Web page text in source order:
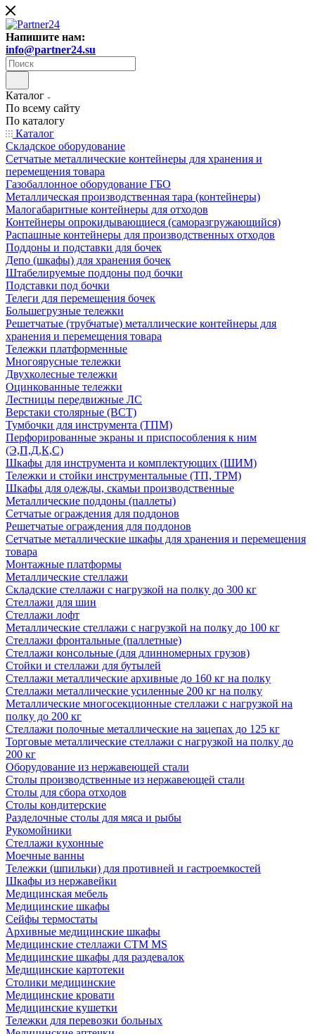
Напишите нам:
info@partner24.su
Каталог
По всему сайту
По каталогу
Каталог
Складское оборудование
Сетчатые металлические контейнеры для хранения и
перемещения товара
Газобаллонное оборудование ГБО
Металлическая производственная тара (контейнеры)
Малогабаритные контейнеры для отходов
Контейнеры опрокидывающиеся (саморазгружающийся)
Распашные контейнеры для производственных отходов
Поддоны и подставки для бочек
Депо (шкафы) для хранения бочек
Штабелируемые поддоны под бочки
Подставки под бочки
Телеги для перемещения бочек
Большегрузные тележки
Решетчатые (трубчатые) металлические контейнеры для
хранения и перемещения товара
Тележки платформенные
Многоярусные тележки
Двухколесные тележки
Оцинкованные тележки
Лестницы передвижные ЛС
Верстаки столярные (ВСТ)
Тумбочки для инструмента (ТПМ)
Перфорированные экраны и приспособления к ним
(Э,П,Д,К,С)
Шкафы для инструмента и комплектующих (ШИМ)
Тележки и стойки инструментальные (ТП, ТРМ)
Шкафы для одежды, скамьи производственные
Металлические поддоны (паллеты)
Сетчатые ограждения для поддонов
Решетчатые ограждения для поддонов
Сетчатые металлические шкафы для хранения и перемещения
товара
Монтажные платформы
Металлические стеллажи
Складские стеллажи с нагрузкой на полку до 300 кг
Стеллажи для шин
Стеллажи лофт
Металлические стеллажи с нагрузкой на полку до 100 кг
Стеллажи фронтальные (паллетные)
Стеллажи консольные (для длинномерных грузов)
Стойки и стеллажи для бутылей
Стеллажи металлические архивные до 160 кг на полку
Стеллажи металлические усиленные 200 кг на полку
Металлические многосекционные стеллажи с нагрузкой на
полку до 200 кг
Стеллажи полочные металлические на зацепах до 125 кг
Торговые металлические стеллажи с нагрузкой на полку до
200 кг
Оборудование из нержавеющей стали
Столы производственные из нержавеющей стали
Столы для сбора отходов
Столы кондитерские
Разделочные столы для мяса и рыбы
Рукомойники
Стеллажи кухонные
Моечные ванны
Тележки (шпильки) для противней и гастроемкостей
Шкафы из нержавейки
Медицинская мебель
Медицинские шкафы
Сейфы термостаты
Архивные медицинские шкафы
Медицинские стеллажи CTM MS
Медицинские шкафы для раздевалок
Медицинские картотеки
Столики медицинские
Медицинские кровати
Медицинские кушетки
Тележки для перевозки больных